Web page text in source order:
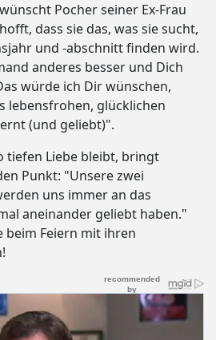
Pocher seiner Ex-Frau
dass sie das, was sie sucht,
und -abschnitt finden wird.
anderes besser und Dich
würde ich Dir wünschen,
lebensfrohen, glücklichen
(und geliebt)".
tiefen Liebe bleibt, bringt
Punkt: "Unsere zwei
uns immer an das
aneinander geliebt haben."
beim Feiern mit ihren